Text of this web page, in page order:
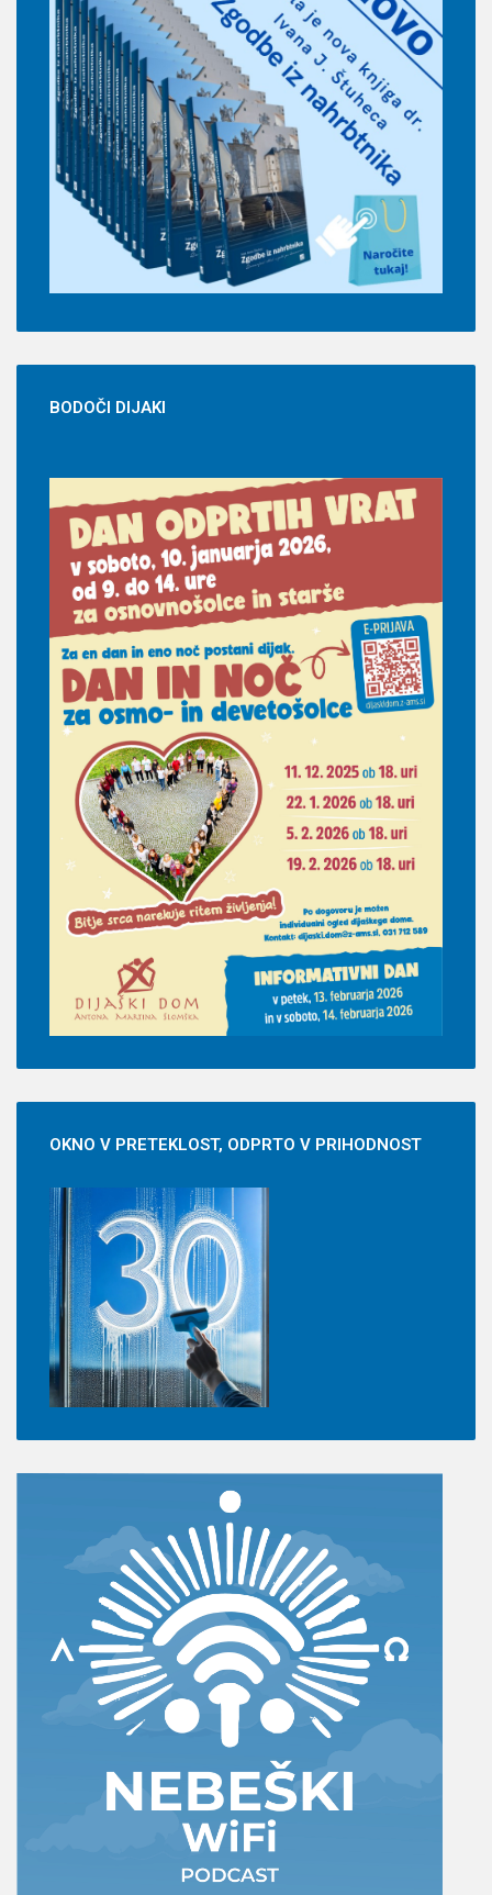
BODOČI DIJAKI
OKNO V PRETEKLOST, ODPRTO V PRIHODNOST